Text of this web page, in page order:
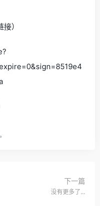
）
下一篇
没有更多了...